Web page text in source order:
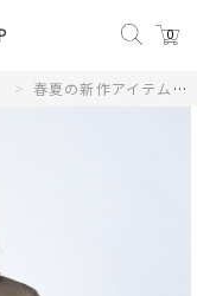
0
> 春夏の新作アイテム >